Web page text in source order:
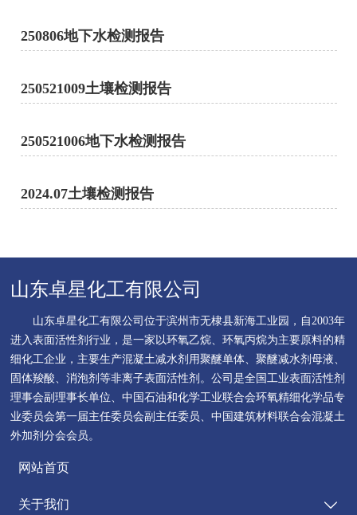
250806地下水检测报告
250521009土壤检测报告
250521006地下水检测报告
2024.07土壤检测报告
山东卓星化工有限公司
山东卓星化工有限公司位于滨州市无棣县新海工业园，自2003年
进入表面活性剂行业，是一家以环氧乙烷、环氧丙烷为主要原料的精
细化工企业，主要生产混凝土减水剂用聚醚单体、聚醚减水剂母液、
固体羧酸、消泡剂等非离子表面活性剂。公司是全国工业表面活性剂
理事会副理事长单位、中国石油和化学工业联合会环氧精细化学品专
业委员会第一届主任委员会副主任委员、中国建筑材料联合会混凝土
外加剂分会会员。
网站首页
关于我们 